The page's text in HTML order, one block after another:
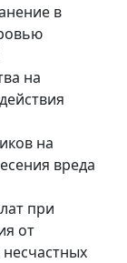
в
на
на
вреда
при
от